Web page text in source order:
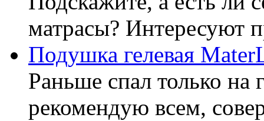
матрасы? Интересуют
Подушка гелевая
Раньше спал только на
рекомендую всем,